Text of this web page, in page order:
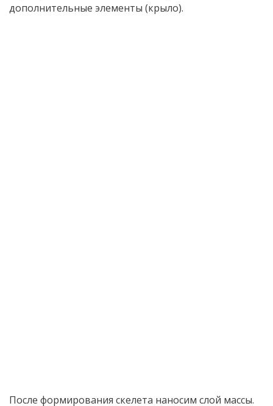
дополнительные элементы (крыло).
После формирования скелета наносим слой массы.